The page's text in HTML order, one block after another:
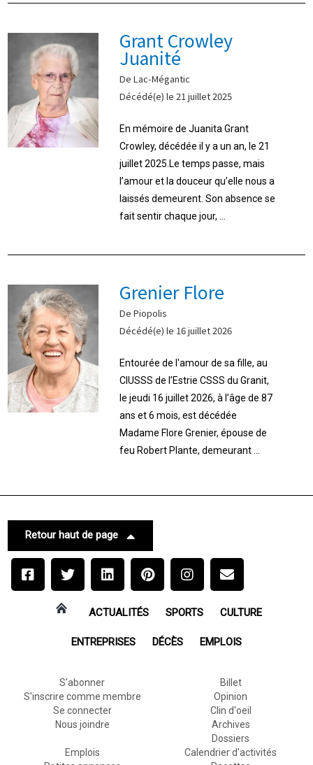
Grant Crowley
Juanité
De Lac-Mégantic
Décédé(e) le 21 juillet 2025
En mémoire de Juanita Grant
Crowley, décédée il y a un an, le 21
juillet 2025.Le temps passe, mais
l’amour et la douceur qu’elle nous a
laissés demeurent. Son absence se
fait sentir chaque jour, ...
Grenier Flore
De Piopolis
Décédé(e) le 16 juillet 2026
Entourée de l'amour de sa fille, au
CIUSSS de l’Estrie CSSS du Granit,
le jeudi 16 juillet 2026, à l’âge de 87
ans et 6 mois, est décédée
Madame Flore Grenier, épouse de
feu Robert Plante, demeurant ...
Retour haut de page
ACTUALITÉS SPORTS CULTURE
ENTREPRISES DÉCÈS EMPLOIS
S'abonner
S'inscrire comme membre
Se connecter
Nous joindre
Billet
Opinion
Clin d'oeil
Archives
Dossiers
Emplois
Calendrier d'activités